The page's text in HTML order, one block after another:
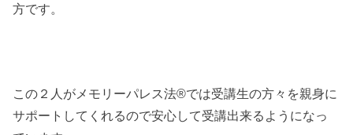
方です。
この２人がメモリーパレス法®︎では受講生の方々を親身に
サポートしてくれるので安心して受講出来るようになっ